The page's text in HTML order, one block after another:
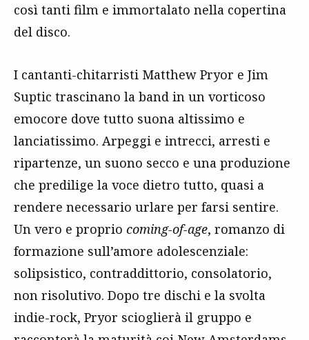
così tanti film e immortalato nella copertina
del disco.
I cantanti-chitarristi Matthew Pryor e Jim
Suptic trascinano la band in un vorticoso
emocore dove tutto suona altissimo e
lanciatissimo. Arpeggi e intrecci, arresti e
ripartenze, un suono secco e una produzione
che predilige la voce dietro tutto, quasi a
rendere necessario urlare per farsi sentire.
Un vero e proprio coming-of-age, romanzo di
formazione sull’amore adolescenziale:
solipsistico, contraddittorio, consolatorio,
non risolutivo. Dopo tre dischi e la svolta
indie-rock, Pryor scioglierà il gruppo e